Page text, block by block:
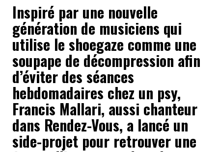
Inspiré par une nouvelle
génération de musiciens qui
utilise le shoegaze comme une
soupape de décompression afin
d’éviter des séances
hebdomadaires chez un psy,
Francis Mallari, aussi chanteur
dans Rendez-Vous, a lancé un
side-projet pour retrouver une